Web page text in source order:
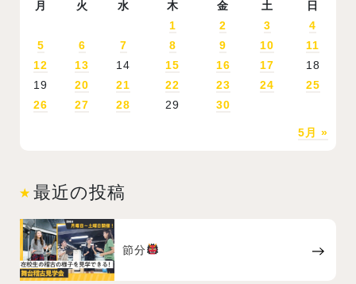
月 火 水 木 金 土 日
5月 »
1 2 3
4
5
6 7 8 9 10
11
12
13 14 15 16 17
18
19
20 21 22 23 24
25
26
27 28 29 30
最近の投稿
節分